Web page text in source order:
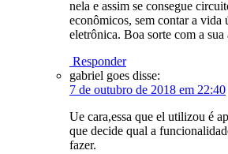
nela e assim se consegue
econômicos, sem contar a vida
eletrônica. Boa sorte com a
Responder
gabriel goes disse:
7 de outubro de 2018 em 22:40
Ue cara,essa que el utilizou é
que decide qual a
fazer.